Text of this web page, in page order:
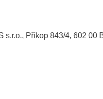
s.r.o., Příkop 843/4, 602 00